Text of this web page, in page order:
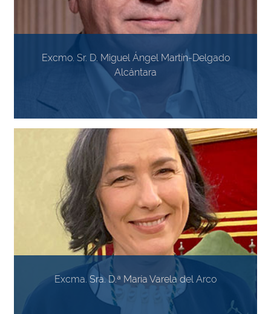
Excmo. Sr. D. Miguel Ángel Martín-Delgado
Alcántara
Excma. Sra. D.ª María Varela del Arco